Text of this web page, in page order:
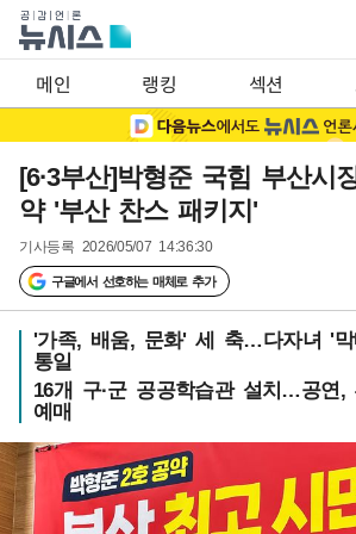
메인 랭킹 섹션
[6·3부산]박형준 국힘 부산시
약 '부산 찬스 패키지'
기사등록 2026/05/07 14:36:30
구글에서 선호하는 매체로 추가
'가족, 배움, 문화' 세 축…다자녀 '
통일
16개 구·군 공공학습관 설치…공연,
예매